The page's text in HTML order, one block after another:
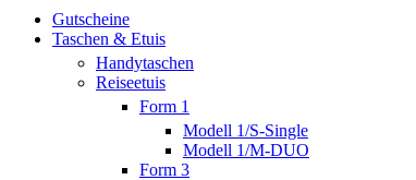
Gutscheine
Taschen & Etuis
Handytaschen
Reiseetuis
Form 1
Modell 1/S-Single
Modell 1/M-DUO
Form 3